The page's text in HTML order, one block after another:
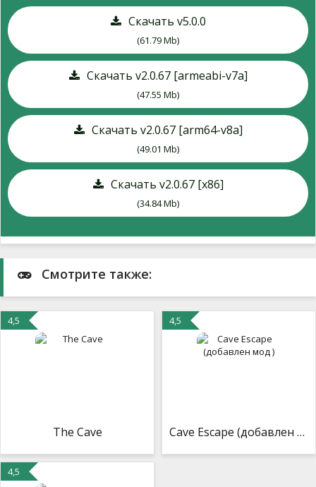
Скачать v5.0.0
(61.79 Mb)
Скачать v2.0.67 [armeabi-v7a]
(47.55 Mb)
Скачать v2.0.67 [arm64-v8a]
(49.01 Mb)
Скачать v2.0.67 [x86]
(34.84 Mb)
Смотрите также:
4,5
The Cave
4,5
Cave Escape (добавлен мод )
4,5